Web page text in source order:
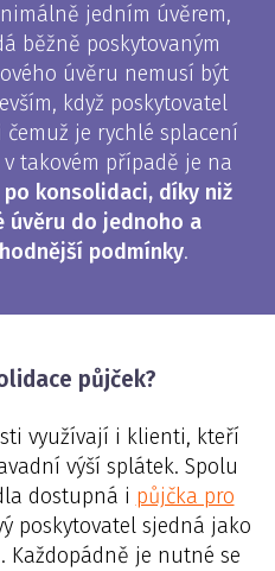
jedním úvěrem,
běžně poskytovaným
úvěru nemusí být
když poskytovatel
je rychlé splacení
takovém případě je na
konsolidaci, díky niž
úvěru do jednoho a
podmínky.
půjček?
využívají i klienti, kteří
výší splátek. Spolu
dostupná i půjčka pro
poskytovatel sjedná jako
Každopádně je nutné se